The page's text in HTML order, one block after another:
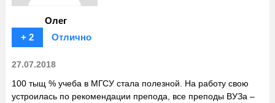
Олег
+ 2
Отлично
27.07.2018
100 тыщ % учеба в МГСУ стала полезной. На работу свою
устроилась по рекомендации препода, все преподы ВУЗа –